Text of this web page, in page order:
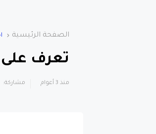
الصفحة الرئيسية
تعرف
منذ 3 أعوام مشاركة: